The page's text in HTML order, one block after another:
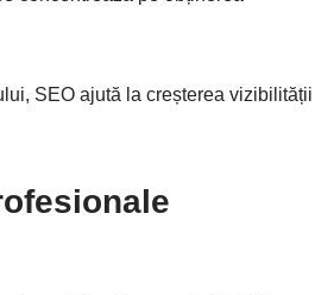
SEO ajută la creșterea vizibilității